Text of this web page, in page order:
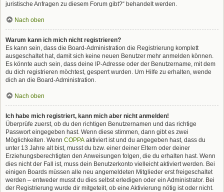
juristische Anfragen zu diesem Forum gibt?“ behandelt werden.
Nach oben
Warum kann ich mich nicht registrieren?
Es kann sein, dass die Board-Administration die Registrierung komplett
ausgeschaltet hat, damit sich keine neuen Benutzer mehr anmelden können.
Es könnte auch sein, dass deine IP-Adresse oder der Benutzername, mit dem
du dich registrieren möchtest, gesperrt wurden. Um Hilfe zu erhalten, wende
dich an die Board-Administration.
Nach oben
Ich habe mich registriert, kann mich aber nicht anmelden!
Überprüfe zuerst, ob du den richtigen Benutzernamen und das richtige
Passwort eingegeben hast. Wenn diese stimmen, dann gibt es zwei
Möglichkeiten. Wenn COPPA aktiviert ist und du angegeben hast, dass du
unter 13 Jahre alt bist, musst du bzw. einer deiner Eltern oder deiner
Erziehungsberechtigten den Anweisungen folgen, die du erhalten hast. Wenn
dies nicht der Fall ist, muss dein Benutzerkonto vielleicht aktiviert werden. Bei
einigen Boards müssen alle neu angemeldeten Mitglieder erst freigeschaltet
werden – entweder musst du dies selbst erledigen oder ein Administrator. Bei
der Registrierung wurde dir mitgeteilt, ob eine Aktivierung nötig ist oder nicht.